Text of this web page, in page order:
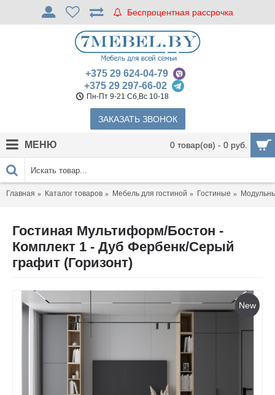
Беспроцентная рассрочка
+375 29 624-04-79
+375 29 297-66-02
Пн-Пт 9-21 Сб,Вс 10-18
ЗАКАЗАТЬ ЗВОНОК
0 товар(ов) - 0 руб.
МЕНЮ
Главная Каталог товаров Мебель для гостиной Гостиные
Гостиная Мультиформ/Бостон -
Комплект 1 - Дуб Фербенк/Серый
графит (Горизонт)
New